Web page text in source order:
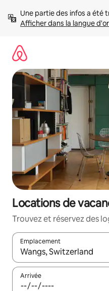
directement
Afficher dans la langue
Locations de
Trouvez et réservez des
Emplacement
Quand les résultats sont
Arrivée